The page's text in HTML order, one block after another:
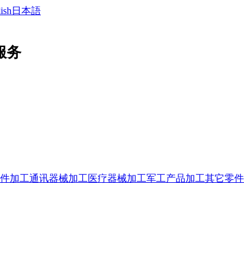
日本語
务
加工通讯器械加工医疗器械加工军工产品加工其它零